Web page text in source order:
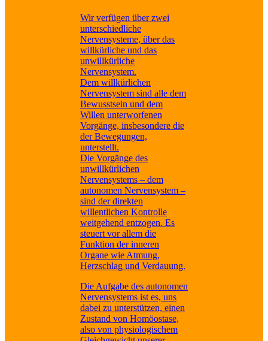
Wir verfügen über zwei
unterschiedliche
Nervensysteme, über das
willkürliche und das
unwillkürliche
Nervensystem.
Dem willkürlichen
Nervensystem sind alle dem
Bewusstsein und dem
Willen unterworfenen
Vorgänge, insbesondere die
der Bewegungen,
unterstellt.
Die Vorgänge des
unwillkürlichen
Nervensystems – dem
autonomen Nervensystem –
sind der direkten
willentlichen Kontrolle
weitgehend entzogen. Es
steuert vor allem die
Funktion der inneren
Organe wie Atmung,
Herzschlag und Verdauung.
Die Aufgabe des autonomen
Nervensystems ist es, uns
dabei zu unterstützen, einen
Zustand von Homöostase,
also von physiologischem